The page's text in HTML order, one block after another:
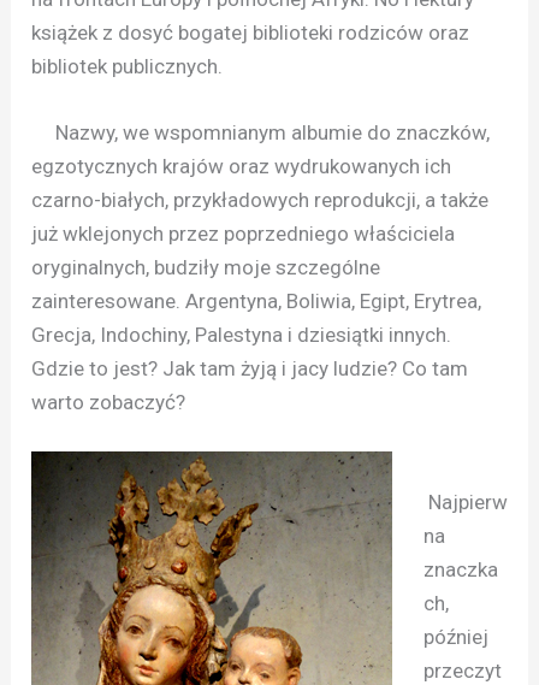
książek z dosyć bogatej biblioteki rodziców oraz
bibliotek publicznych.
Nazwy, we wspomnianym albumie do znaczków,
egzotycznych krajów oraz wydrukowanych ich
czarno-białych, przykładowych reprodukcji, a także
już wklejonych przez poprzedniego właściciela
oryginalnych, budziły moje szczególne
zainteresowane. Argentyna, Boliwia, Egipt, Erytrea,
Grecja, Indochiny, Palestyna i dziesiątki innych.
Gdzie to jest? Jak tam żyją i jacy ludzie? Co tam
warto zobaczyć?
Najpierw
na
znaczka
ch,
później
przeczyt